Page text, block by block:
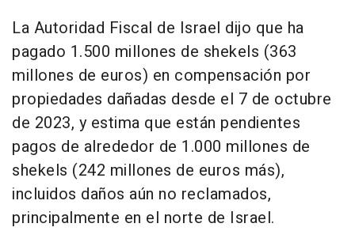
La Autoridad Fiscal de Israel dijo que ha
pagado 1.500 millones de shekels (363
millones de euros) en compensación por
propiedades dañadas desde el 7 de octubre
de 2023, y estima que están pendientes
pagos de alrededor de 1.000 millones de
shekels (242 millones de euros más),
incluidos daños aún no reclamados,
principalmente en el norte de Israel.